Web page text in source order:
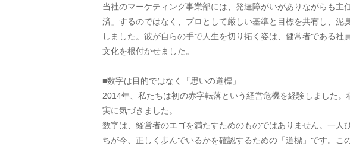
当社のマーケティング事業部には、発達障がいがありながらも
済」するのではなく、プロとして厳しい基準と目標を共有し、
しました。彼が自らの手で人生を切り拓く姿は、健常者である
文化を根付かせました。
■数字は目的ではなく「思いの道標」
2014年、私たちは初の赤字転落という経営危機を経験しました
実に気づきました。
数字は、経営者のエゴを満たすためのものではありません。一
ちが今、正しく歩んでいるかを確認するための「道標」です。こ